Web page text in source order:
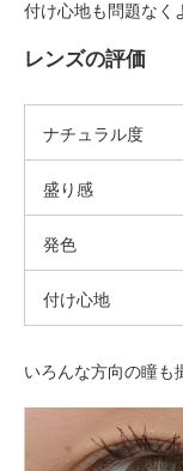
付け心地も問題なく
レンズの評価
ナチュラル度
盛り感
発色
付け心地
いろんな方向の瞳も